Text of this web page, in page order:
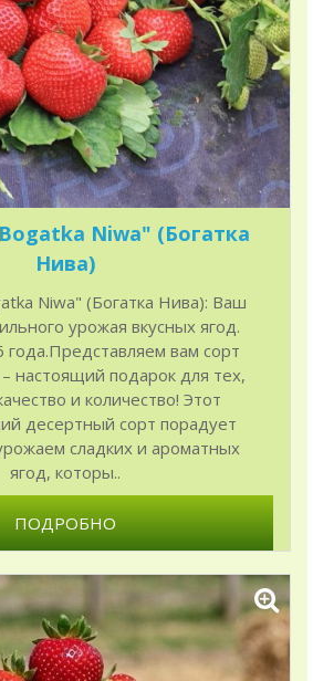
Niwa" (Богатка
Нива)
Niwa" (Богатка Нива): Ваш
урожая вкусных ягод.
года.Представляем вам сорт
настоящий подарок для тех,
и количество! Этот
десертный сорт порадует
сладких и ароматных
ягод, которы..
ПОДРОБНО